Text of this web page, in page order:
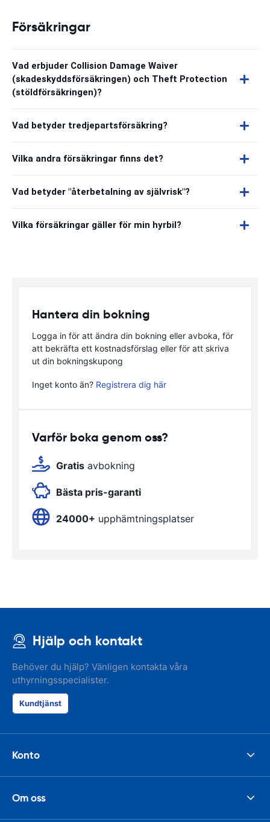
Försäkringar
Vad erbjuder Collision Damage Waiver
(skadeskyddsförsäkringen) och Theft Protection
(stöldförsäkringen)?
Vad betyder tredjepartsförsäkring?
Vilka andra försäkringar finns det?
Vad betyder "återbetalning av självrisk"?
Vilka försäkringar gäller för min hyrbil?
Hantera din bokning
Logga in för att ändra din bokning eller avboka, för
att bekräfta ett kostnadsförslag eller för att skriva
ut din bokningskupong
Inget konto än? Registrera dig här
Varför boka genom oss?
Gratis avbokning
Bästa pris-garanti
24000+ upphämtningsplatser
Hjälp och kontakt
Behöver du hjälp? Vänligen kontakta våra
uthyrningsspecialister.
Kundtjänst
Konto
Om oss